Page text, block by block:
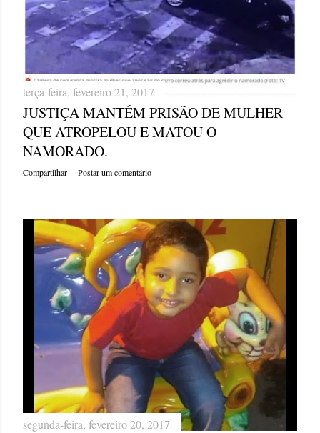
terça-feira, fevereiro 21, 2017
JUSTIÇA MANTÉM PRISÃO DE MULHER
QUE ATROPELOU E MATOU O
NAMORADO.
Compartilhar Postar um comentário
segunda-feira, fevereiro 20, 2017